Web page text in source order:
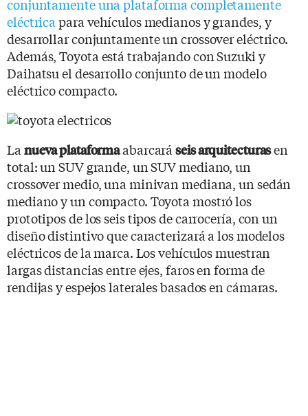
conjuntamente una plataforma completamente
eléctrica para vehículos medianos y grandes, y
desarrollar conjuntamente un crossover eléctrico.
Además, Toyota está trabajando con Suzuki y
Daihatsu el desarrollo conjunto de un modelo
eléctrico compacto.
La nueva plataformaabarcaráseis arquitecturasen
total: un SUV grande, un SUV mediano, un
crossover medio, una minivan mediana, un sedán
mediano y un compacto. Toyota mostró los
prototipos de los seis tipos de carrocería, con un
diseño distintivo que caracterizará a los modelos
eléctricos de la marca. Los vehículos muestran
largas distancias entre ejes, faros en forma de
rendijas y espejos laterales basados ​​en cámaras.